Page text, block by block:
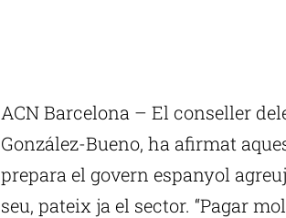
ACN Barcelona – El conseller
González-Bueno, ha afirmat
prepara el govern espanyol
seu, pateix ja el sector. “Pagar